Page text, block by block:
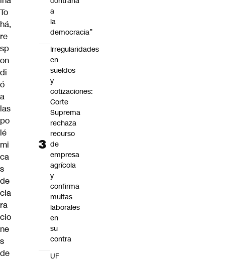
To
há,
re
sp
on
di
ó
a
las
po
lé
mi
ca
s
de
cla
ra
cio
ne
s
de
a
la
democracia”
Irregularidades
en
sueldos
y
cotizaciones:
Corte
Suprema
rechaza
recurso
de
empresa
agrícola
y
confirma
multas
laborales
en
su
contra
UF